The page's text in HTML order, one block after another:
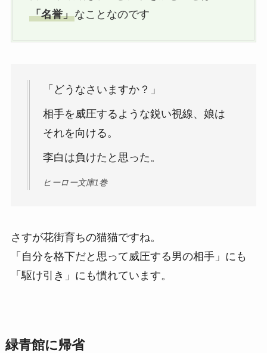
「名誉」なことなのです
「どうなさいますか？」
相手を威圧するような鋭い視線、娘は
それを向ける。
李白は負けたと思った。
ヒーロー文庫1巻
さすが花街育ちの猫猫ですね。
「自分を格下だと思って威圧する男の相手」にも
「駆け引き」にも慣れています。
緑青館に帰省